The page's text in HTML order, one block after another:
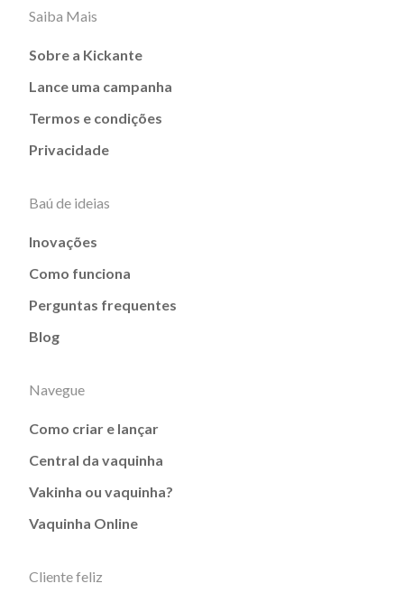
Saiba Mais
Sobre a Kickante
Lance uma campanha
Termos e condições
Privacidade
Baú de ideias
Inovações
Como funciona
Perguntas frequentes
Blog
Navegue
Como criar e lançar
Central da vaquinha
Vakinha ou vaquinha?
Vaquinha Online
Cliente feliz